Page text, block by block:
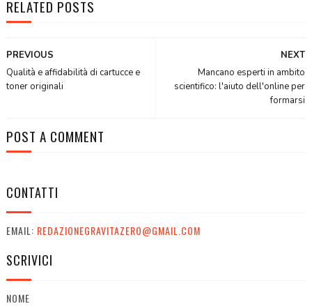
RELATED POSTS
NEXT
Mancano esperti in ambito
scientifico: l'aiuto dell'online per
formarsi
PREVIOUS
Qualità e affidabilità di cartucce e
toner originali
POST A COMMENT
CONTATTI
EMAIL: REDAZIONEGRAVITAZERO@GMAIL.COM
SCRIVICI
NOME